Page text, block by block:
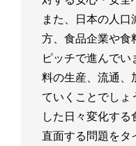
また、日本の人
方、食品企業や食
ピッチで進んで
料の生産、流通、
ていくことでしょ
した日々変化す
直面する問題をタ